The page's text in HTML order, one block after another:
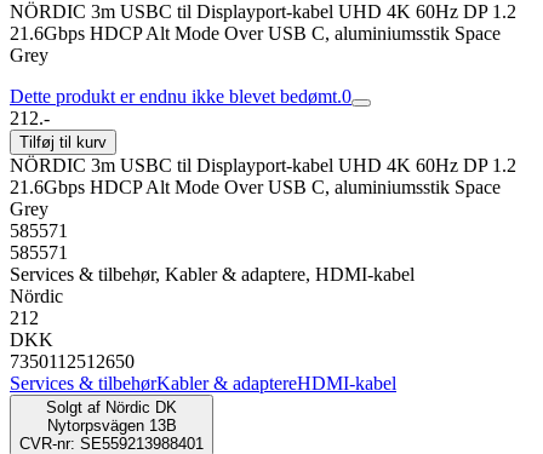
NÖRDIC 3m USBC til Displayport-kabel UHD 4K 60Hz DP 1.2
21.6Gbps HDCP Alt Mode Over USB C, aluminiumsstik Space
Grey
Dette produkt er endnu ikke blevet bedømt.0
212.-
Tilføj til kurv
NÖRDIC 3m USBC til Displayport-kabel UHD 4K 60Hz DP 1.2
21.6Gbps HDCP Alt Mode Over USB C, aluminiumsstik Space
Grey
585571
585571
Services & tilbehør, Kabler & adaptere, HDMI-kabel
Nördic
212
DKK
7350112512650
Services & tilbehørKabler & adaptereHDMI-kabel
Solgt af Nördic DK
Nytorpsvägen 13B
CVR-nr: SE559213988401